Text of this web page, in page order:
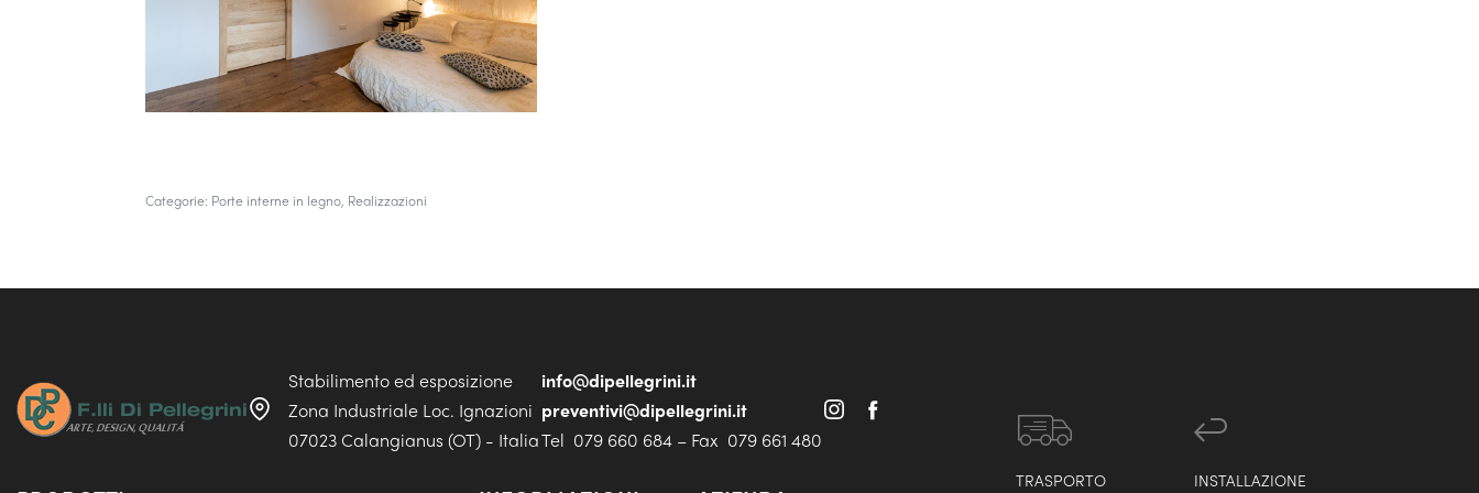
Categorie: Porte interne in legno, Realizzazioni
Stabilimento ed esposizione
Zona Industriale Loc. Ignazioni
07023 Calangianus (OT) - Italia
info@dipellegrini.it
preventivi@dipellegrini.it
Tel 079 660 684 – Fax 079 661 480
TRASPORTO INSTALLAZIONE